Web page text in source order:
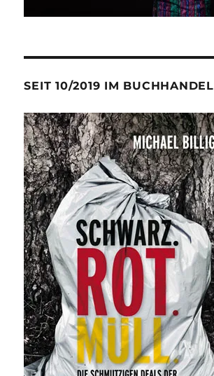
SEIT 10/2019 IM BUCHHANDEL